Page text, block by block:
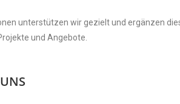
unterstützen wir gezielt und ergänzen
und Angebote.